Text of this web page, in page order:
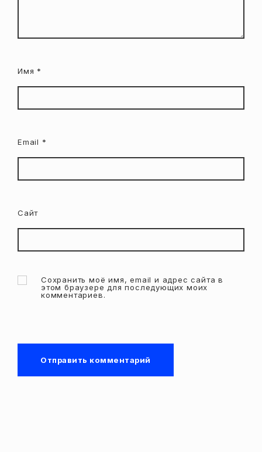
Имя *
Email *
Сайт
Сохранить моё имя, email и адрес сайта в
этом браузере для последующих моих
комментариев.